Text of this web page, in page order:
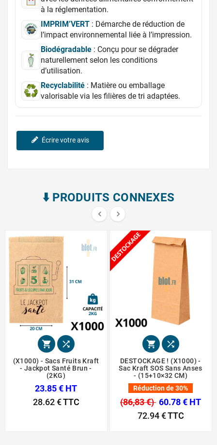
à la réglementation.
IMPRIM’VERT : Démarche de réduction de
l’impact environnemental liée à l’impression.
Biodégradable : Conçu pour se dégrader
naturellement selon les conditions
d’utilisation.
Recyclabilité : Matière ou emballage
valorisable via les filières de tri adaptées.
Écrire votre avis
⬇️​ PRODUITS CONNEXES
 
 
(X1000) - Sacs Fruits Kraft
- Jackpot Santé Brun -
(2KG)
23.85 € HT
28.62 €TTC
 
DESTOCKAGE ! (X1000) -
Sac Kraft SOS Sans Anses
- (15+10×32 CM)
Réduction de 30%
(86,83 €) 60.78 € HT
72.94 €TTC